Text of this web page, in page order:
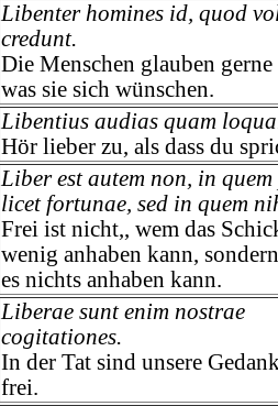
Libenter homines id, quod
credunt.
Die Menschen glauben gerne
was sie sich wünschen.
Libentius audias quam
Hör lieber zu, als dass du
Liber est autem non, in
licet fortunae, sed in quem
Frei ist nicht,, wem das
wenig anhaben kann,
es nichts anhaben kann.
Liberae sunt enim nostrae
cogitationes.
In der Tat sind unsere
frei.